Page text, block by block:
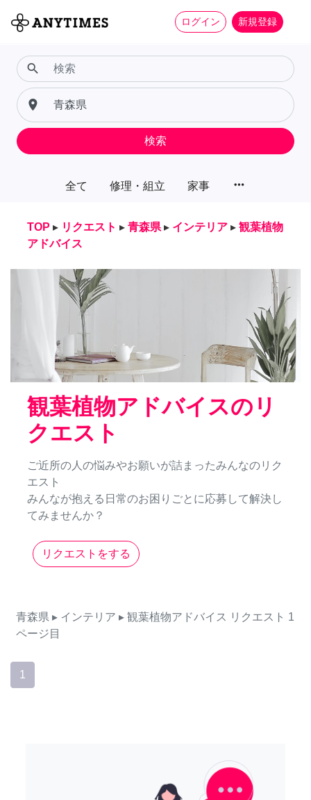
ログイン 新規登録
全て 修理・組立 家事 more_horiz
search
place
検索
TOP ▸ リクエスト ▸ 青森県 ▸ インテリア ▸ 観葉植物
アドバイス
観葉植物アドバイスのリ
クエスト
ご近所の人の悩みやお願いが詰まったみんなのリク
エスト
みんなが抱える日常のお困りごとに応募して解決し
てみませんか？
リクエストをする
青森県 ▸ インテリア ▸ 観葉植物アドバイス リクエスト 1
ページ目
1